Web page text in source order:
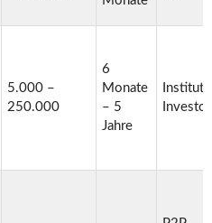
5.000 –
250.000
6
Monate
– 5
Jahre